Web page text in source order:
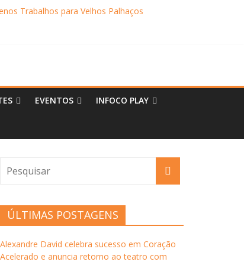
Trabalhos para Velhos Palhaços
EVENTOS INFOCO PLAY
ÚLTIMAS POSTAGENS
Alexandre David celebra sucesso em Coração
Acelerado e anuncia retorno ao teatro com